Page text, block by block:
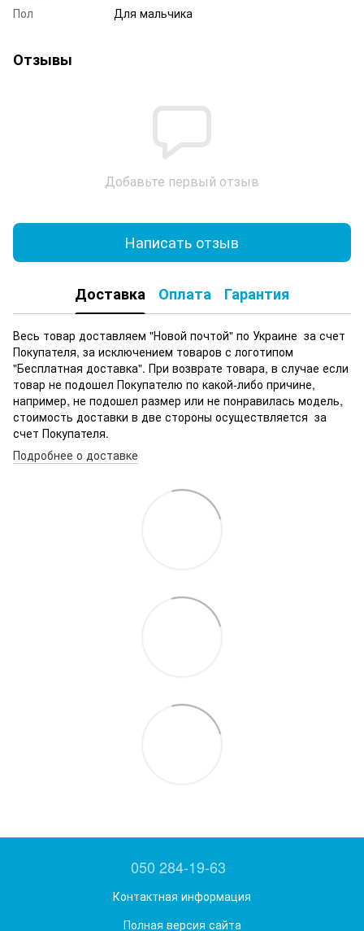
Пол
Для мальчика
Отзывы
Добавьте первый отзыв
Написать отзыв
Доставка Оплата Гарантия
Весь товар доставляем "Новой почтой" по Украине за счет
Покупателя, за исключением товаров с логотипом
"Бесплатная доставка". При возврате товара, в случае если
товар не подошел Покупателю по какой-либо причине,
например, не подошел размер или не понравилась модель,
стоимость доставки в две стороны осуществляется за
счет Покупателя.
Подробнее о доставке
050 284-19-63
Контактная информация
Полная версия сайта